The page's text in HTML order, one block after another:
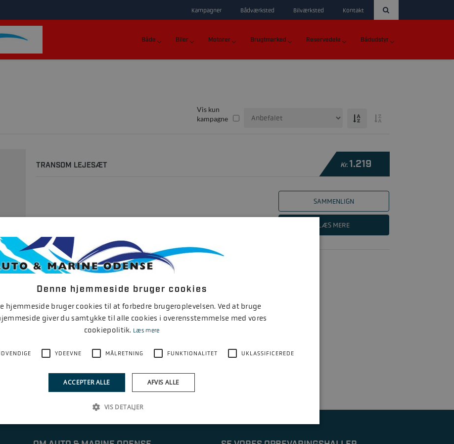
Kampagner Bådværksted Bilværksted Kontakt
Både Biler Motorer Brugtmarked Reservedele Bådudstyr
Vis kun
kampagne
TRANSOM LEJESÆT Kr. 1.219
SAMMENLIGN
LÆS MERE
1
Denne hjemmeside bruger cookies
hjemmeside bruger cookies til at forbedre brugeroplevelsen. Ved at bruge
giver du samtykke til alle cookies i overensstemmelse med vores
cookiepolitik. Læs mere
YDEEVNE MÅLRETNING FUNKTIONALITET UKLASSIFICEREDE
ACCEPTER ALLE AFVIS ALLE
VIS DETALJER